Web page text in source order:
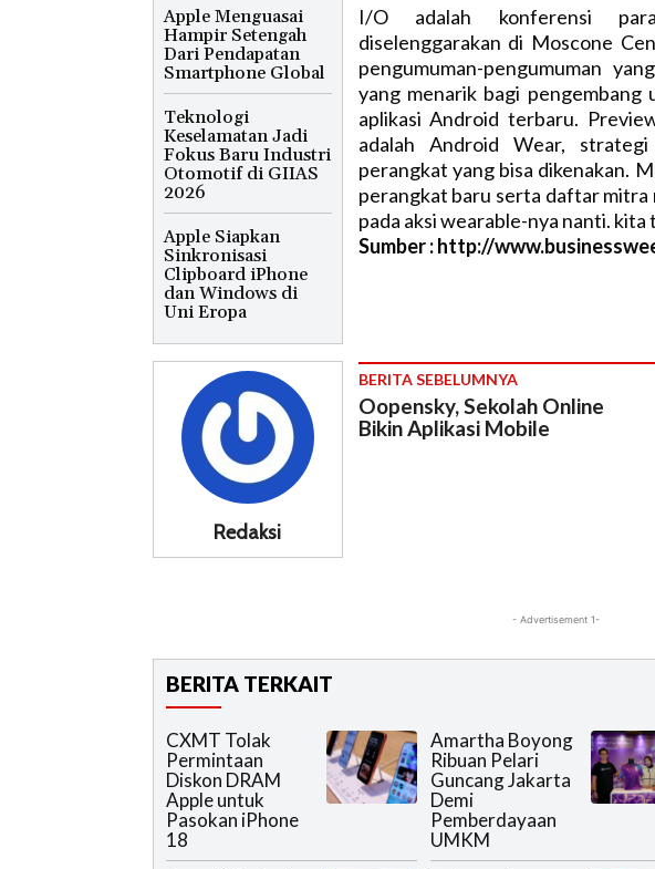
Apple Menguasai
Hampir Setengah
Dari Pendapatan
Smartphone Global
Teknologi
Keselamatan Jadi
Fokus Baru Industri
Otomotif di GIIAS
2026
Apple Siapkan
Sinkronisasi
Clipboard iPhone
dan Windows di
Uni Eropa
Redaksi
I/O adalah konferensi
diselenggarakan di Moscone
pengumuman-pengumuman
yang menarik bagi pengembang
aplikasi Android terbaru.
adalah Android Wear,
perangkat yang bisa dikenakan.
perangkat baru serta daftar mitra
pada aksi wearable-nya nanti. kita
Sumber : http://
BERITA SEBELUMNYA
Oopensky, Sekolah Online
Bikin Aplikasi Mobile
- Advertisement 1-
BERITA TERKAIT
CXMT Tolak
Permintaan
Diskon DRAM
Apple untuk
Pasokan iPhone
18
Amartha Boyong
Ribuan Pelari
Guncang Jakarta
Demi
Pemberdayaan
UMKM